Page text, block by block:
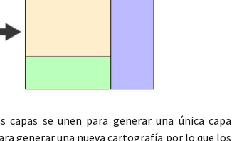
capas se unen para generar una única capa
generar una nueva cartografía por lo que los